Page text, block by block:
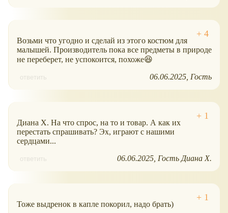
Возьми что угодно и сделай из этого костюм для
малышей. Производитель пока все предметы в природе
не переберет, не успокоится, похоже😆
ответить 06.06.2025 Гость
Диана Х. На что спрос, на то и товар. А как их
перестать спрашивать? Эх, играют с нашими
сердцами...
ответить 06.06.2025 Гость Диана Х.
Тоже выдренок в капле покорил, надо брать)